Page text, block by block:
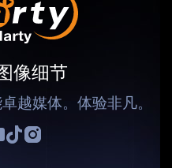
像细节
越媒体。体验非凡。